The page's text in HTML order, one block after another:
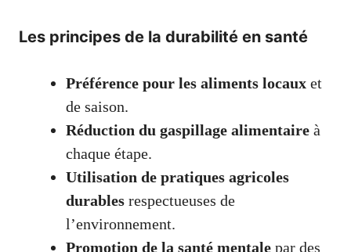
Les principes de la durabilité en santé
Préférence pour les aliments locaux et
de saison.
Réduction du gaspillage alimentaire à
chaque étape.
Utilisation de pratiques agricoles
durables respectueuses de
l’environnement.
Promotion de la santé mentale par des